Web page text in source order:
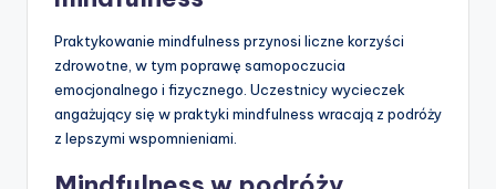
Praktykowanie mindfulness przynosi liczne korzyści
zdrowotne, w tym poprawę samopoczucia
emocjonalnego i fizycznego. Uczestnicy wycieczek
angażujący się w praktyki mindfulness wracają z podróży
z lepszymi wspomnieniami.